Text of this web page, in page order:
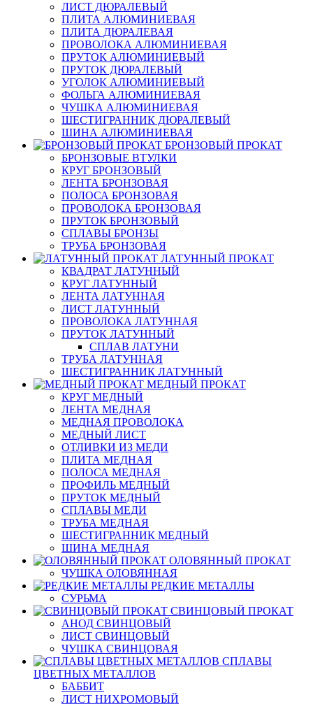
ЛИСТ ДЮРАЛЕВЫЙ
ПЛИТА АЛЮМИНИЕВАЯ
ПЛИТА ДЮРАЛЕВАЯ
ПРОВОЛОКА АЛЮМИНИЕВАЯ
ПРУТОК АЛЮМИНИЕВЫЙ
ПРУТОК ДЮРАЛЕВЫЙ
УГОЛОК АЛЮМИНИЕВЫЙ
ФОЛЬГА АЛЮМИНИЕВАЯ
ЧУШКА АЛЮМИНИЕВАЯ
ШЕСТИГРАННИК ДЮРАЛЕВЫЙ
ШИНА АЛЮМИНИЕВАЯ
БРОНЗОВЫЙ ПРОКАТ
БРОНЗОВЫЕ ВТУЛКИ
КРУГ БРОНЗОВЫЙ
ЛЕНТА БРОНЗОВАЯ
ПОЛОСА БРОНЗОВАЯ
ПРОВОЛОКА БРОНЗОВАЯ
ПРУТОК БРОНЗОВЫЙ
СПЛАВЫ БРОНЗЫ
ТРУБА БРОНЗОВАЯ
ЛАТУННЫЙ ПРОКАТ
КВАДРАТ ЛАТУННЫЙ
КРУГ ЛАТУННЫЙ
ЛЕНТА ЛАТУННАЯ
ЛИСТ ЛАТУННЫЙ
ПРОВОЛОКА ЛАТУННАЯ
ПРУТОК ЛАТУННЫЙ
СПЛАВ ЛАТУНИ
ТРУБА ЛАТУННАЯ
ШЕСТИГРАННИК ЛАТУННЫЙ
МЕДНЫЙ ПРОКАТ
КРУГ МЕДНЫЙ
ЛЕНТА МЕДНАЯ
МЕДНАЯ ПРОВОЛОКА
МЕДНЫЙ ЛИСТ
ОТЛИВКИ ИЗ МЕДИ
ПЛИТА МЕДНАЯ
ПОЛОСА МЕДНАЯ
ПРОФИЛЬ МЕДНЫЙ
ПРУТОК МЕДНЫЙ
СПЛАВЫ МЕДИ
ТРУБА МЕДНАЯ
ШЕСТИГРАННИК МЕДНЫЙ
ШИНА МЕДНАЯ
ОЛОВЯННЫЙ ПРОКАТ
ЧУШКА ОЛОВЯННАЯ
РЕДКИЕ МЕТАЛЛЫ
СУРЬМА
СВИНЦОВЫЙ ПРОКАТ
АНОД СВИНЦОВЫЙ
ЛИСТ СВИНЦОВЫЙ
ЧУШКА СВИНЦОВАЯ
СПЛАВЫ
ЦВЕТНЫХ МЕТАЛЛОВ
БАББИТ
ЛИСТ НИХРОМОВЫЙ